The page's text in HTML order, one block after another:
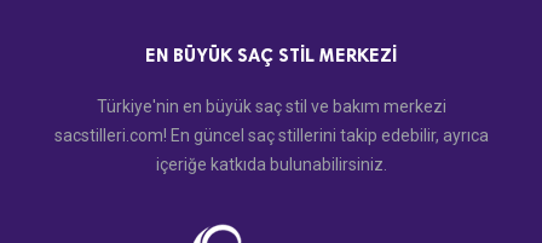
EN BÜYÜK SAÇ STIL MERKEZI
Türkiye'nin en büyük saç stil ve bakım merkezi
sacstilleri.com! En güncel saç stillerini takip edebilir, ayrıca
içeriğe katkıda bulunabilirsiniz.